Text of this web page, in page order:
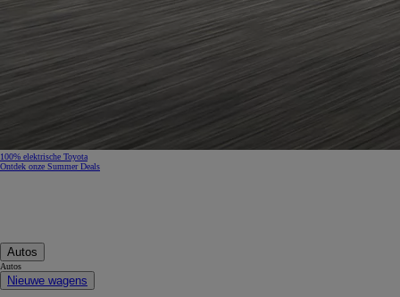
100% elektrische Toyota
Ontdek onze Summer Deals
Autos
Autos
Nieuwe wagens